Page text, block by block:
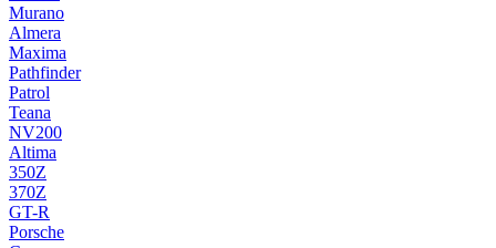
Murano
Almera
Maxima
Pathfinder
Patrol
Teana
NV200
Altima
350Z
370Z
GT-R
Porsche